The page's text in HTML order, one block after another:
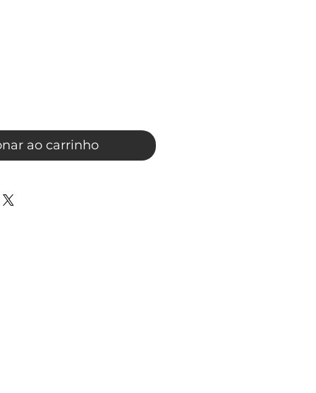
ao carrinho